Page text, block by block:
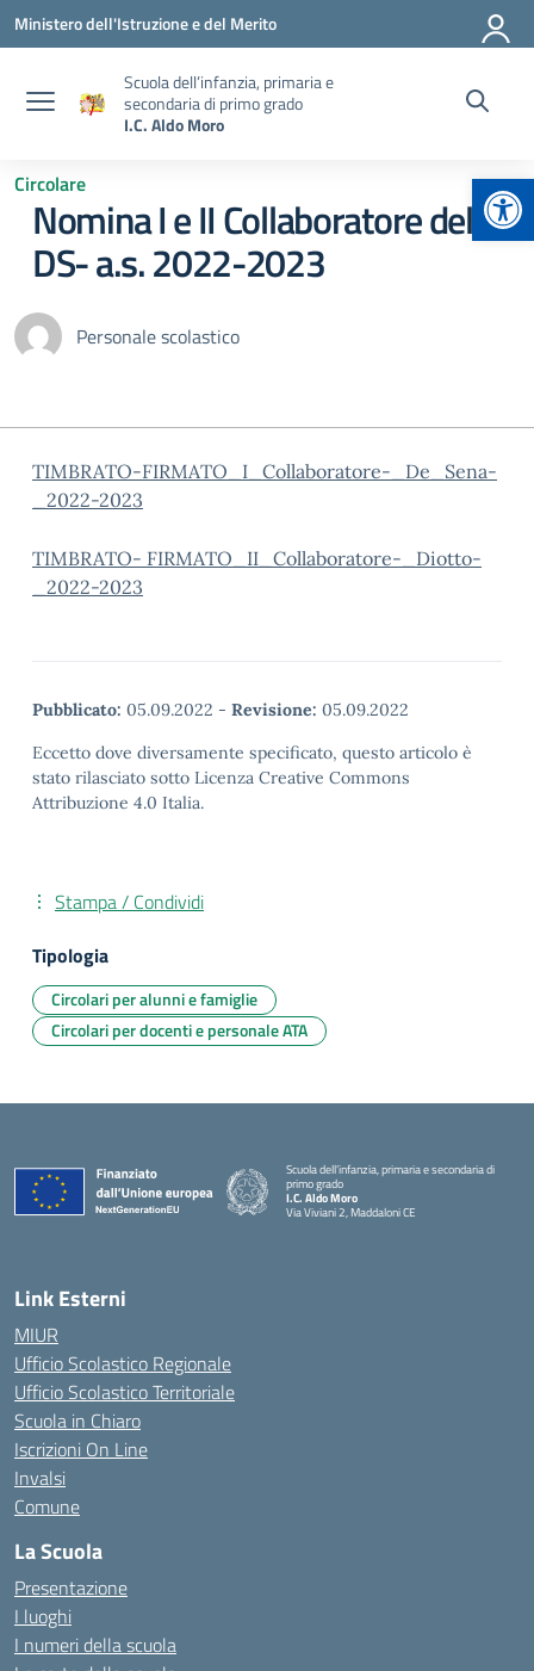
Vai ai contenuti
Vai al menu di navigazione
Vai al footer
Ministero dell'Istruzione e del Merito
Scuola dell’infanzia, primaria e
secondaria di primo grado
I.C. Aldo Moro
Circolare
Nomina I e II Collaboratore del
DS- a.s. 2022-2023
Personale scolastico
TIMBRATO-FIRMATO_I_Collaboratore-_De_Sena-
_2022-2023
TIMBRATO- FIRMATO_II_Collaboratore-_Diotto-
_2022-2023
Pubblicato: 05.09.2022 - Revisione: 05.09.2022
Eccetto dove diversamente specificato, questo articolo è
stato rilasciato sotto Licenza Creative Commons
Attribuzione 4.0 Italia.
Stampa / Condividi
Tipologia
Circolari per alunni e famiglie
Circolari per docenti e personale ATA
Scuola dell’infanzia, primaria e secondaria di
primo grado
I.C. Aldo Moro
Via Viviani 2, Maddaloni CE
Link Esterni
MIUR
Ufficio Scolastico Regionale
Ufficio Scolastico Territoriale
Scuola in Chiaro
Iscrizioni On Line
Invalsi
Comune
La Scuola
Presentazione
I luoghi
I numeri della scuola